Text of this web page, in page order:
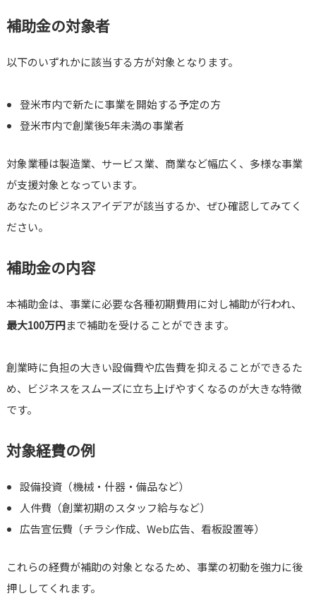
補助金の対象者
以下のいずれかに該当する方が対象となります。
登米市内で新たに事業を開始する予定の方
登米市内で創業後5年未満の事業者
対象業種は製造業、サービス業、商業など幅広く、多様な事業
が支援対象となっています。
あなたのビジネスアイデアが該当するか、ぜひ確認してみてく
ださい。
補助金の内容
本補助金は、事業に必要な各種初期費用に対し補助が行われ、
最大100万円まで補助を受けることができます。
創業時に負担の大きい設備費や広告費を抑えることができるた
め、ビジネスをスムーズに立ち上げやすくなるのが大きな特徴
です。
対象経費の例
設備投資（機械・什器・備品など）
人件費（創業初期のスタッフ給与など）
広告宣伝費（チラシ作成、Web広告、看板設置等）
これらの経費が補助の対象となるため、事業の初動を強力に後
押ししてくれます。